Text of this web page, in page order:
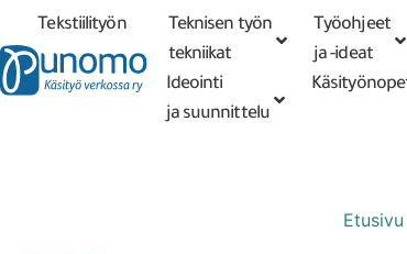
Tekstiilityön
tekniikat
Teknisen työn
tekniikat
Työohjeet
ja -ideat
Ideointi
ja suunnittelu
Etusivu